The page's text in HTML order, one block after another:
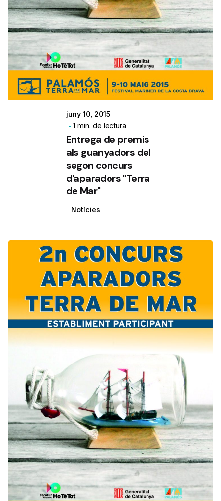
juny 10, 2015
1 min. de lectura
Entrega de premis
als guanyadors del
segon concurs
d'aparadors "Terra
de Mar"
Notícies